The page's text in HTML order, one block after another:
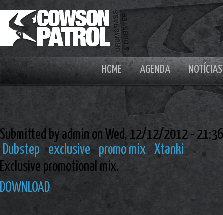
HOME AGENDA NOTÍCIAS
December Promo Mix
Submitted by admin on Wed, 12/12/2012 - 21:36
Dubstep
exclusive promo mix
Xtanki
Exclusive promotional mix.
DOWNLOAD